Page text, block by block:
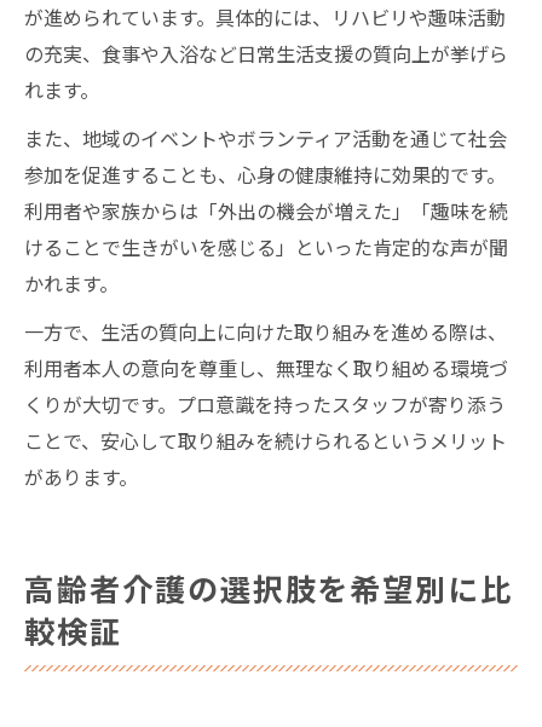
が進められています。具体的には、リハビリや趣味活動
の充実、食事や入浴など日常生活支援の質向上が挙げら
れます。
また、地域のイベントやボランティア活動を通じて社会
参加を促進することも、心身の健康維持に効果的です。
利用者や家族からは「外出の機会が増えた」「趣味を続
けることで生きがいを感じる」といった肯定的な声が聞
かれます。
一方で、生活の質向上に向けた取り組みを進める際は、
利用者本人の意向を尊重し、無理なく取り組める環境づ
くりが大切です。プロ意識を持ったスタッフが寄り添う
ことで、安心して取り組みを続けられるというメリット
があります。
高齢者介護の選択肢を希望別に比
較検証